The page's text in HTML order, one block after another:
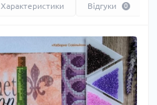
Характеристики Відгуки 0